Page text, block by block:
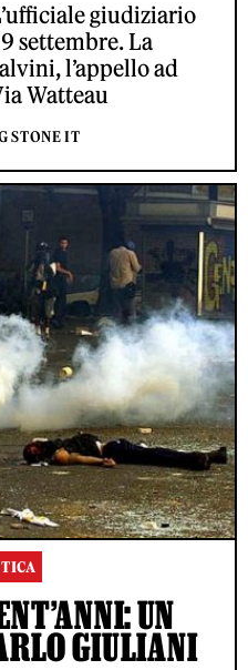
giudiziario
settembre. La
l’appello ad
Watteau
STONE IT
UN
GIULIANI